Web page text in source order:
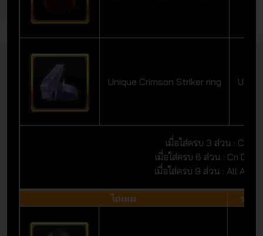
Unique Crimson Striker ring
เมื่อใส่ครบ 3 ส่วน : Cri
เมื่อใส่ครบ 6 ส่วน : Cri
เมื่อใส่ครบ 9 ส่วน : All Atk
ไอเทม ระดับ